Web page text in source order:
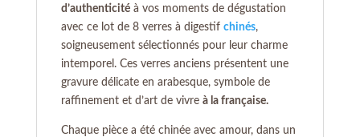
d’authenticitéà vos moments de dégustation
avec ce lot de 8 verres à digestif chinés,
soigneusement sélectionnés pour leur charme
intemporel. Ces verres anciens présentent une
gravure délicate en arabesque, symbole de
raffinement et d’art de vivre à la française.
Chaque pièce a été chinée avec amour, dans un